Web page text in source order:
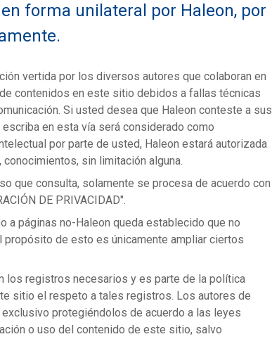
forma unilateral por Haleon, por
vertida por los diversos autores que colaboran en
contenidos en este sitio debidos a fallas técnicas
Si usted desea que Haleon conteste a sus
en esta vía será considerado como
por parte de usted, Haleon estará autorizada
sin limitación alguna.
que consulta, solamente se procesa de acuerdo con
DE PRIVACIDAD".
a páginas no-Haleon queda establecido que no
de esto es únicamente ampliar ciertos
los registros necesarios y es parte de la política
sitio el respeto a tales registros. Los autores de
protegiéndolos de acuerdo a las leyes
o uso del contenido de este sitio, salvo